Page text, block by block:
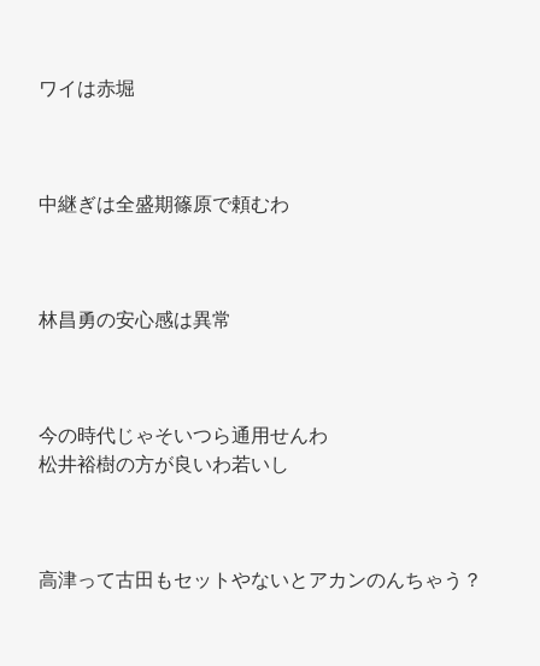
ワイは赤堀
中継ぎは全盛期篠原で頼むわ
林昌勇の安心感は異常
今の時代じゃそいつら通用せんわ
松井裕樹の方が良いわ若いし
高津って古田もセットやないとアカンのんちゃう？